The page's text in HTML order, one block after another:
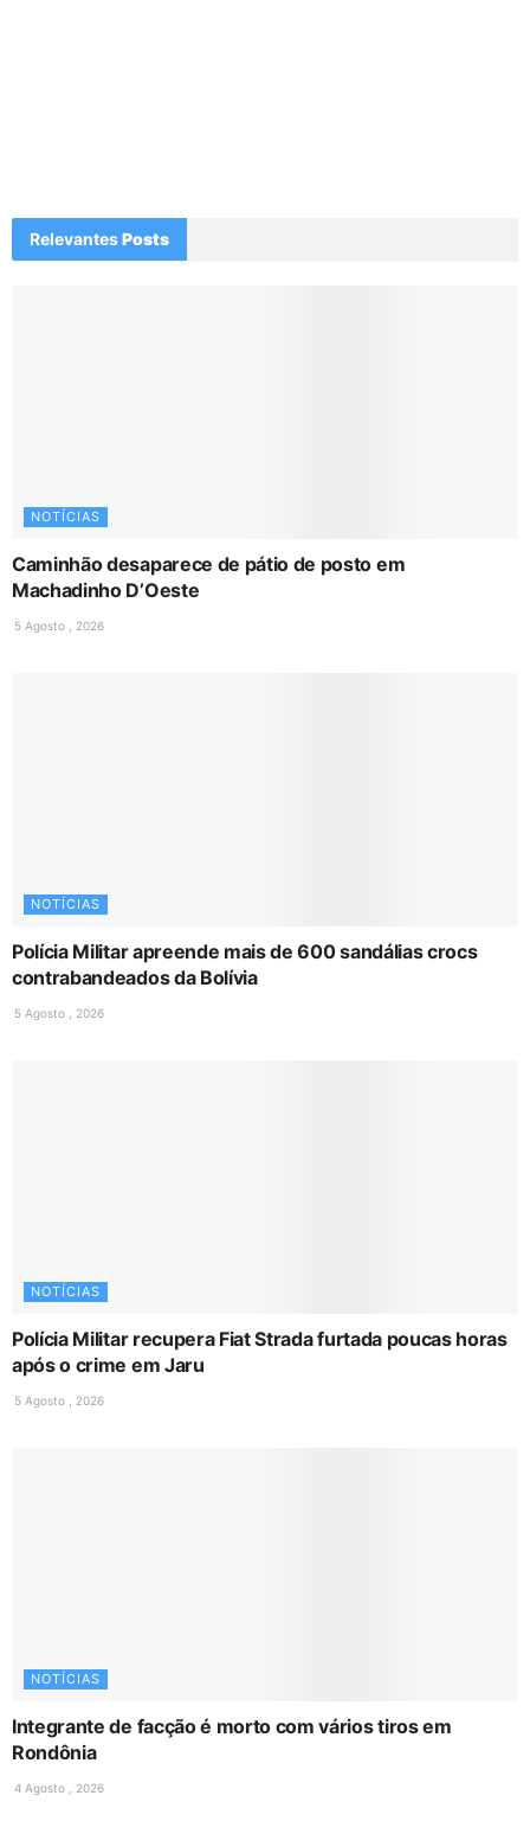
RelevantesPosts
NOTÍCIAS
Caminhão desaparece de pátio de posto em
Machadinho D’Oeste
5 Agosto , 2026
NOTÍCIAS
Polícia Militar apreende mais de 600 sandálias crocs
contrabandeados da Bolívia
5 Agosto , 2026
NOTÍCIAS
Polícia Militar recupera Fiat Strada furtada poucas horas
após o crime em Jaru
5 Agosto , 2026
NOTÍCIAS
Integrante de facção é morto com vários tiros em
Rondônia
4 Agosto , 2026